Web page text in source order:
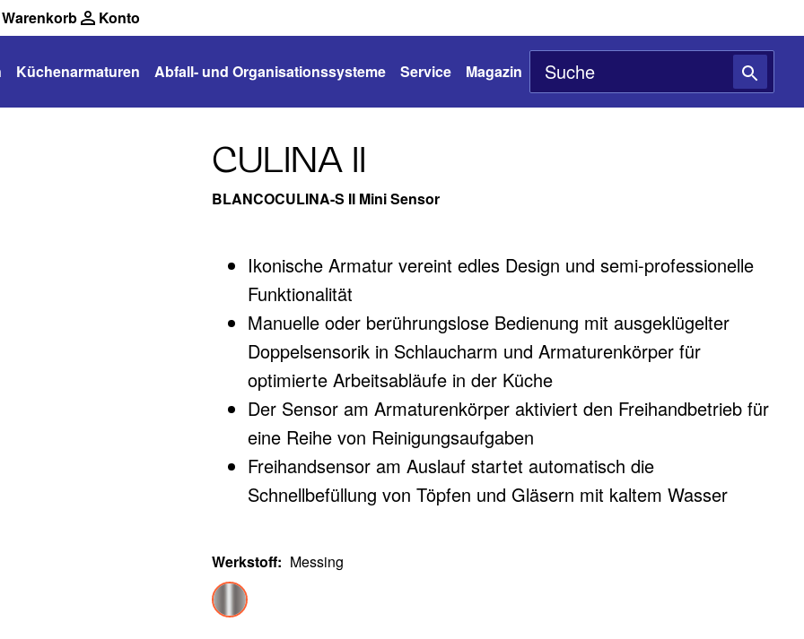
Warenkorb Konto
Küchenarmaturen Abfall- und Organisationssysteme Service Magazin
CULINA II
BLANCOCULINA-S II Mini Sensor
Ikonische Armatur vereint edles Design und semi-professionelle
Funktionalität
Manuelle oder berührungslose Bedienung mit ausgeklügelter
Doppelsensorik in Schlaucharm und Armaturenkörper für
optimierte Arbeitsabläufe in der Küche
Der Sensor am Armaturenkörper aktiviert den Freihandbetrieb für
eine Reihe von Reinigungsaufgaben
Freihandsensor am Auslauf startet automatisch die
Schnellbefüllung von Töpfen und Gläsern mit kaltem Wasser
(Schutz vor Stromausfall)
Werkstoff: Messing